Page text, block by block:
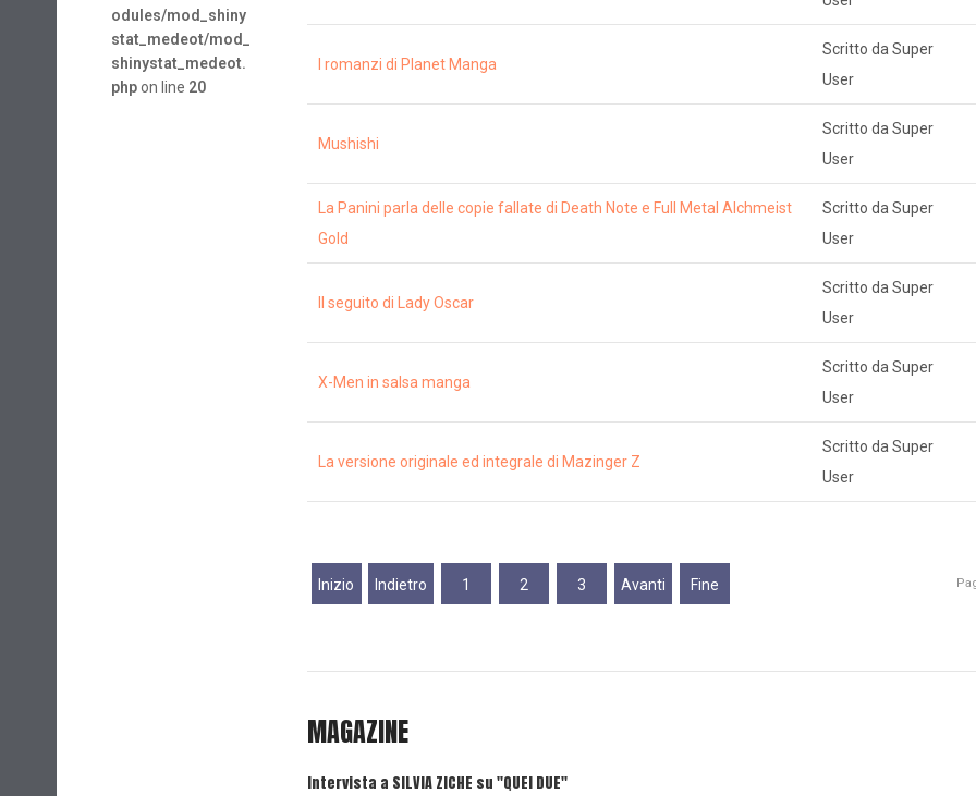
I romanzi di Planet Manga
Scritto da Super
User
Mushishi
Scritto da Super
User
La Panini parla delle copie fallate di Death Note e Full Metal Alchmeist
Gold
Scritto da Super
User
Il seguito di Lady Oscar
Scritto da Super
User
X-Men in salsa manga
Scritto da Super
User
La versione originale ed integrale di Mazinger Z
Scritto da Super
User
Inizio Indietro 1 2 3 Avanti Fine
MAGAZINE
Intervista a SILVIA ZICHE su "QUEI DUE"
odules/mod_shiny
stat_medeot/mod_
shinystat_medeot.
phpon line 20